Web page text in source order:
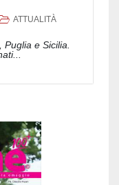
ATTUALITÀ
e Sicilia.